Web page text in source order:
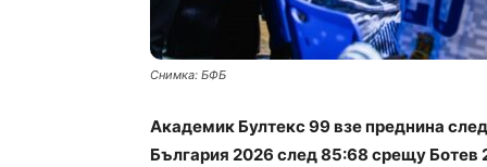
Снимка: БФБ
Академик Бултекс 99 взе преднина
България 2026 след 85:68 срещу Ботев